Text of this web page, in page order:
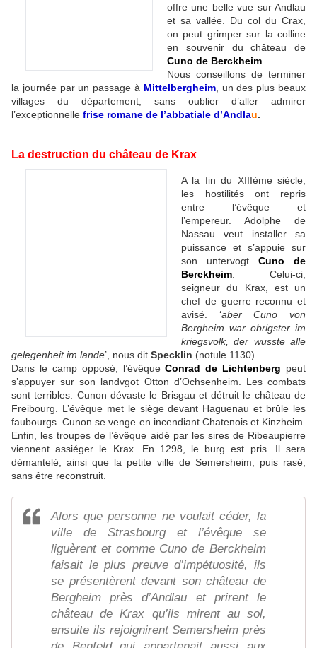
offre une belle vue sur Andlau
et sa vallée. Du col du Crax,
on peut grimper sur la colline
en souvenir du château de
Cuno de Berckheim
Nous conseillons de terminer
la journée par un passage à Mittelbergheim, un des plus beaux
villages du département, sans oublier d’aller admirer
l’exceptionnelle frise romane de l’abbatiale d’Andlau.
La destruction du château de Krax
A la fin du XIIIème siècle,
les hostilités ont repris
entre l’évêque et
l’empereur. Adolphe de
Nassau veut installer sa
puissance et s’appuie sur
son untervogt Cuno de
Berckheim . Celui-ci,
seigneur du Krax, est un
chef de guerre reconnu et
avisé. ‘aber Cuno von
Bergheim war obrigster im
kriegsvolk, der wusste alle
gelegenheit im lande’, nous dit Specklin (notule 1130).
Dans le camp opposé, l’évêqueConrad de Lichtenberg peut
s’appuyer sur son landvgot Otton d’Ochsenheim. Les combats
sont terribles. Cunon dévaste le Brisgau et détruit le château de
Freibourg. L’évêque met le siège devant Haguenau et brûle les
faubourgs. Cunon se venge en incendiant Chatenois et Kinzheim.
Enfin, les troupes de l’évêque aidé par les sires de Ribeaupierre
viennent assiéger le Krax. En 1298, le burg est pris. Il sera
démantelé, ainsi que la petite ville de Semersheim, puis rasé,
sans être reconstruit.
Alors que personne ne voulait céder, la
ville de Strasbourg et l’évêque se
liguèrent et comme Cuno de Berckheim
faisait le plus preuve d’impétuosité, ils
se présentèrent devant son château de
Bergheim près d’Andlau et prirent le
château de Krax qu’ils mirent au sol,
ensuite ils rejoignirent Semersheim près